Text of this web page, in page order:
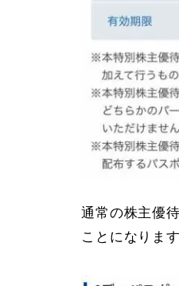
通常の株主優
ことになりま